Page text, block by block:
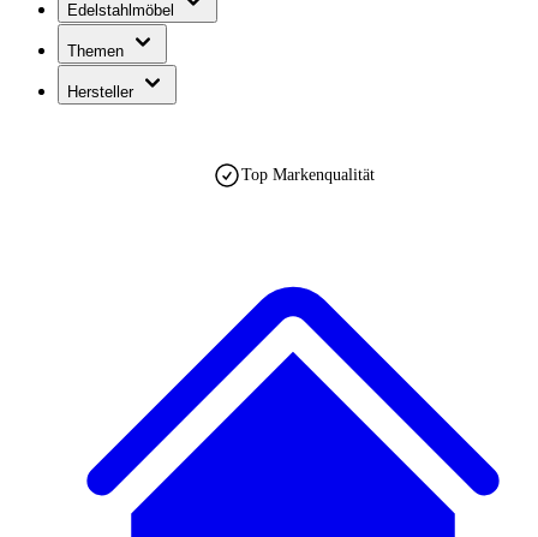
Edelstahlmöbel
Themen
Hersteller
Top Markenqualität